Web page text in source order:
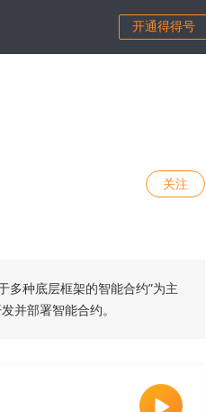
开通得得号
关注
多种底层框架的智能合约”为主
并部署智能合约。